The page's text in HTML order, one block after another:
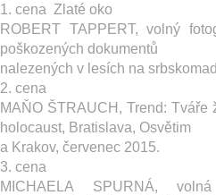
1. cena ­ Zlaté oko
ROBERT TAPPERT, volný
poškozených dokumentů
nalezených v lesích na
2. cena
MAŇO ŠTRAUCH, Trend:
holocaust, Bratislava, Osvětim
a Krakov, červenec 2015.
3. cena
MICHAELA SPURNÁ,